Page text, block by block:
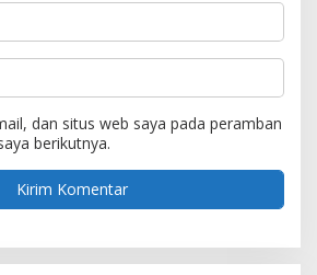
dan situs web saya pada peramban
berikutnya.